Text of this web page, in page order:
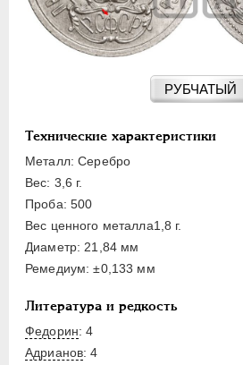
РУБЧАТЫЙ
Технические характеристики
Металл: Серебро
Вес: 3,6 г.
Проба: 500
Вес ценного металла1,8 г.
Диаметр: 21,84 мм
Ремедиум: ±0,133 мм
Литература и редкость
Федорин: 4
Адрианов:4
ПОЛТИННИК
1 РУБЛЬ
10 РУБЛЕЙ
ЧЕРВОНЕЦ